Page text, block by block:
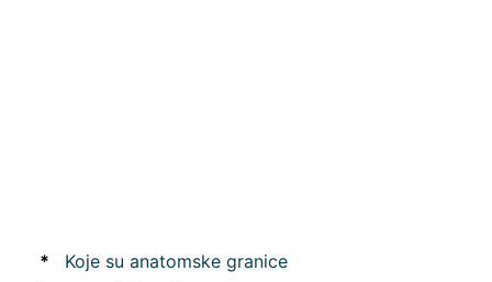
*
Koje su anatomske granice